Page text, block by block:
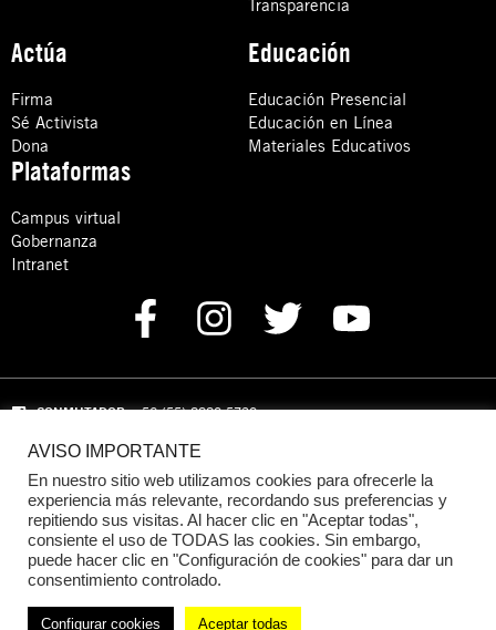
Transparencia
Actúa
Firma
Sé Activista
Dona
Educación
Educación Presencial
Educación en Línea
Materiales Educativos
Plataformas
Campus virtual
Gobernanza
Intranet
CONMUTADOR: +52 (55) 8880 5730
Domicilio: Calle Hércules 13,
Benito Juárez, C.P. 03940 Ciudad de México, CDMX
DONACIONES:+52 +52 (55) 8880 5755
© 2024 Amnistía Internacional México
AVISO IMPORTANTE
En nuestro sitio web utilizamos cookies para ofrecerle la
experiencia más relevante, recordando sus preferencias y
repitiendo sus visitas. Al hacer clic en "Aceptar todas",
consiente el uso de TODAS las cookies. Sin embargo,
puede hacer clic en "Configuración de cookies" para dar un
consentimiento controlado.
Configurar cookies Aceptar todas